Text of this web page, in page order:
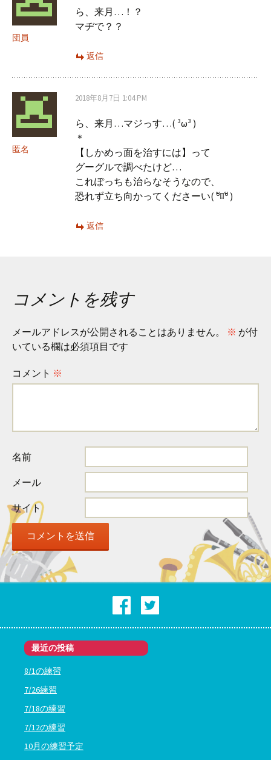
ン
団員
ら、来月…！？
マヂで？？
返信
匿名
2018年8月7日 1:04 PM
ら、来月…マジっす…( ³ω³ )
＊
【しかめっ面を治すには】って
グーグルで調べたけど…
これぽっちも治らなそうなので、
恐れず立ち向かってくださーい( ºัﾛºั )
返信
コメントを残す
メールアドレスが公開されることはありません。 ※ が付
いている欄は必須項目です
コメント ※
名前
メール
サイト
最近の投稿
8/1の練習
7/26練習
7/18の練習
7/12の練習
10月の練習予定